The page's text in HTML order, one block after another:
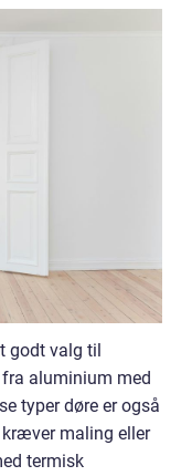
godt valg til
aluminium med
typer døre er også
kræver maling eller
termisk